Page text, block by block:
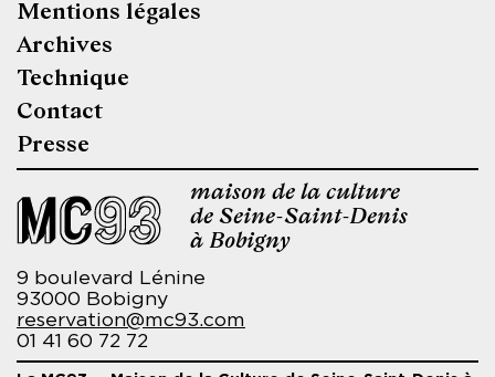
de
page
Mentions légales
Archives
Technique
Contact
Presse
maison de la culture
de Seine-Saint-Denis
à Bobigny
9 boulevard Lénine
93000 Bobigny
reservation@mc93.com
01 41 60 72 72